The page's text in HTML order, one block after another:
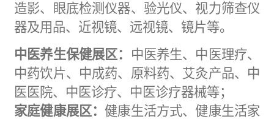
造影、眼底检测仪器、验光仪、视力筛查仪
器及用品、近视镜、远视镜、镜片等。
中医养生保健展区：
中 医养生、中医理疗、
中药饮片、中成药、原料药、艾灸产品、中
医医 院、中医诊疗、中医诊疗器械等；
家庭健康展区： 健康生活方式、健康生活家